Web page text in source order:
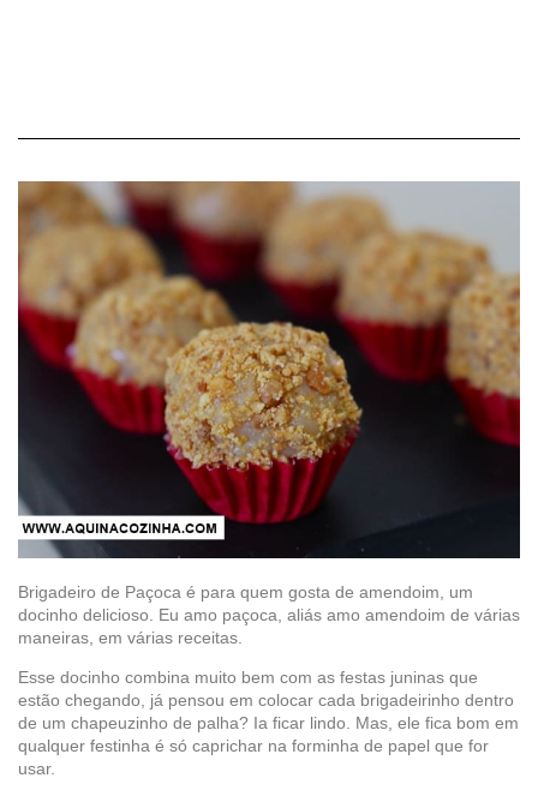
Brigadeiro de Paçoca é para quem gosta de amendoim, um
docinho delicioso. Eu amo paçoca, aliás amo amendoim de várias
maneiras, em várias receitas.
Esse docinho combina muito bem com as festas juninas que
estão chegando, já pensou em colocar cada brigadeirinho dentro
de um chapeuzinho de palha? Ia ficar lindo. Mas, ele fica bom em
qualquer festinha é só caprichar na forminha de papel que for
usar.